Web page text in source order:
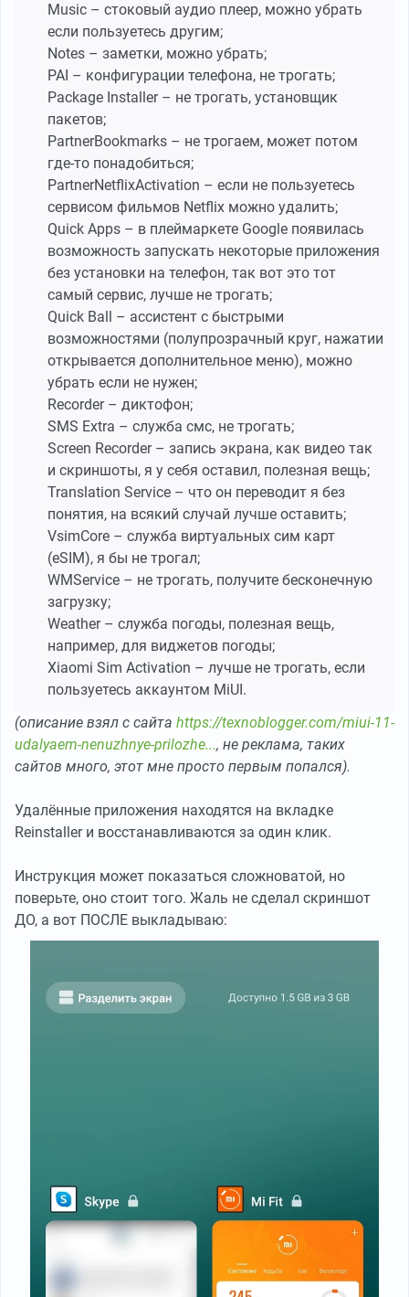
Music – стоковый аудио плеер, можно убрать
если пользуетесь другим;
Notes – заметки, можно убрать;
PAI – конфигурации телефона, не трогать;
Package Installer – не трогать, установщик
пакетов;
PartnerBookmarks – не трогаем, может потом
где-то понадобиться;
PartnerNetflixActivation – если не пользуетесь
сервисом фильмов Netflix можно удалить;
Quick Apps – в плеймаркете Google появилась
возможность запускать некоторые приложения
без установки на телефон, так вот это тот
самый сервис, лучше не трогать;
Quick Ball – ассистент с быстрыми
возможностями (полупрозрачный круг, нажатии
открывается дополнительное меню), можно
убрать если не нужен;
Recorder – диктофон;
SMS Extra – служба смс, не трогать;
Screen Recorder – запись экрана, как видео так
и скриншоты, я у себя оставил, полезная вещь;
Translation Service – что он переводит я без
понятия, на всякий случай лучше оставить;
VsimCore – служба виртуальных сим карт
(eSIM), я бы не трогал;
WMService – не трогать, получите бесконечную
загрузку;
Weather – служба погоды, полезная вещь,
например, для виджетов погоды;
Xiaomi Sim Activation – лучше не трогать, если
пользуетесь аккаунтом MiUI.
(описание взял с сайта https://texnoblogger.com/miui-11-
udalyaem-nenuzhnye-prilozhe..., не реклама, таких
сайтов много, этот мне просто первым попался).
Удалённые приложения находятся на вкладке
Reinstaller и восстанавливаются за один клик.
Инструкция может показаться сложноватой, но
поверьте, оно стоит того. Жаль не сделал скриншот
ДО, а вот ПОСЛЕ выкладываю: